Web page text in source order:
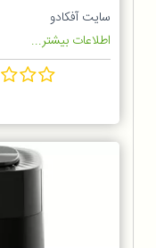
سایت آفکادو
اطلاعات بیشتر...